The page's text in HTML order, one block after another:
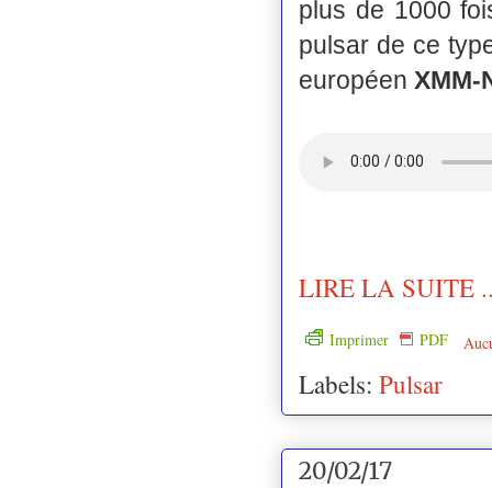
plus de 1000
pulsar de ce
européen XMM-
LIRE LA SUITE
Imprimer PDF
Labels: Pulsar
20/02/17